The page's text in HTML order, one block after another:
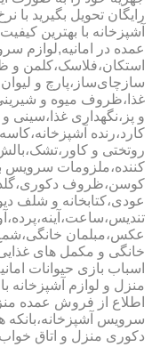
رایگان تحویل بگیرید با
آشپزخانه با بهترین
عمده در امانیه,لوازم
استکان،فلاسک،کلمن و
سازچای‌ساز،پارچ و
غذا،ظروف میوه و
و پز،نگهداری غذا،سینی
کارد،رنده
روتختی و
کننده،ملزومات سرویس
کوسن،ظروف
عودی،کتابخانه و شلف
عکس،مبلمان
خانگی و مکمل های
اسباب بازی حیوانات
منزل و لوازم
اطلاع از فروش عمده
سرویس آشپزخانه،بانکه
دکوری منزل و اتاق